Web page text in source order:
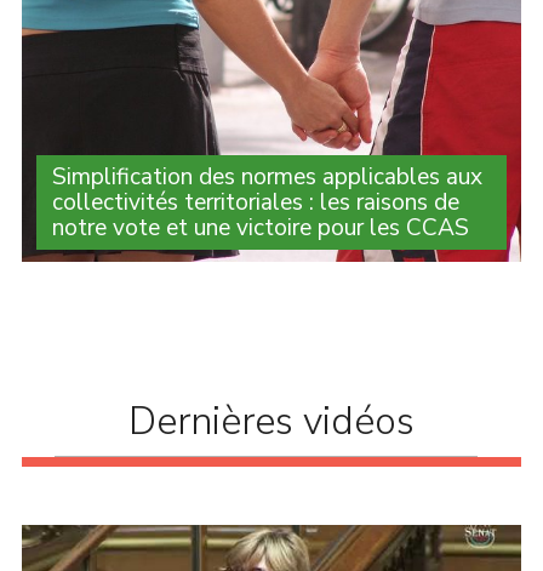
Simplification des normes applicables aux
collectivités territoriales : les raisons de
notre vote et une victoire pour les CCAS
Oui, la norme peut peser sur l’activité des collectivités
Dernières vidéos